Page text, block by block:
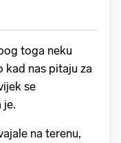
toga neku
kad nas pitaju za
se
je.
na terenu,